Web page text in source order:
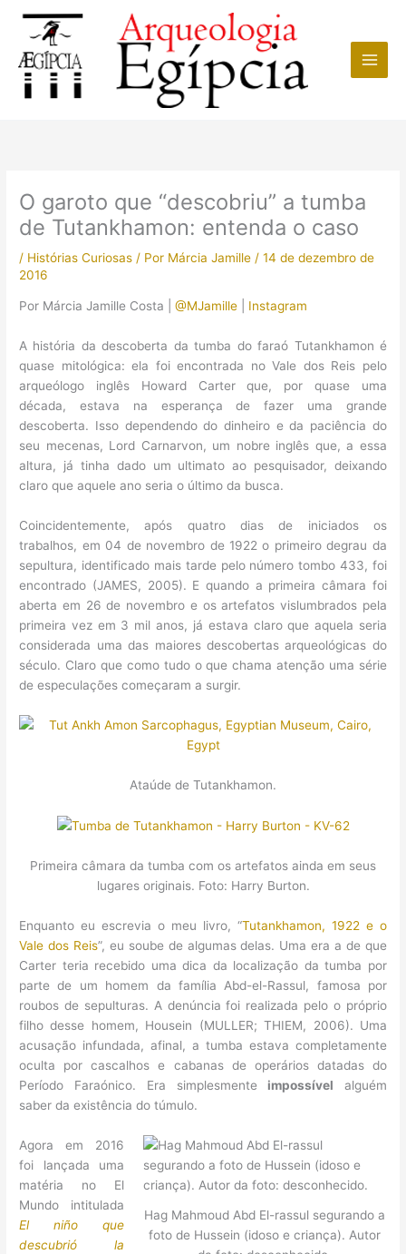
conteúdo
O garoto que “descobriu” a tumba
de Tutankhamon: entenda o caso
/ Histórias Curiosas / Por Márcia Jamille /14 de dezembro de
2016
Por Márcia Jamille Costa |@MJamille Instagram
A história da descoberta da tumba do faraó Tutankhamon é
quase mitológica: ela foi encontrada no Vale dos Reis pelo
arqueólogo inglês Howard Carter que, por quase uma
década, estava na esperança de fazer uma grande
descoberta. Isso dependendo do dinheiro e da paciência do
seu mecenas, Lord Carnarvon, um nobre inglês que, a essa
altura, já tinha dado um ultimato ao pesquisador, deixando
claro que aquele ano seria o último da busca.
Coincidentemente, após quatro dias de iniciados os
trabalhos, em 04 de novembro de 1922 o primeiro degrau da
sepultura, identificado mais tarde pelo número tombo 433, foi
encontrado (JAMES, 2005). E quando a primeira câmara foi
aberta em 26 de novembro e os artefatos vislumbrados pela
primeira vez em 3 mil anos, já estava claro que aquela seria
considerada uma das maiores descobertas arqueológicas do
século. Claro que como tudo o que chama atenção uma série
de especulações começaram a surgir.
Ataúde de Tutankhamon.
Primeira câmara da tumba com os artefatos ainda em seus
lugares originais. Foto: Harry Burton.
Enquanto eu escrevia o meu livro, “Tutankhamon, 1922 e o
Vale dos Reis”, eu soube de algumas delas. Uma era a de que
Carter teria recebido uma dica da localização da tumba por
parte de um homem da família Abd-el-Rassul, famosa por
roubos de sepulturas. A denúncia foi realizada pelo o próprio
filho desse homem, Housein (MULLER; THIEM, 2006). Uma
acusação infundada, afinal, a tumba estava completamente
oculta por cascalhos e cabanas de operários datadas do
Período Faraónico. Era simplesmente impossível alguém
saber da existência do túmulo.
Hag Mahmoud Abd El-rassul segurando a
foto de Hussein (idoso e criança). Autor
Agora em 2016
foi lançada uma
matéria no El
Mundo intitulada
El niño que
descubrió la